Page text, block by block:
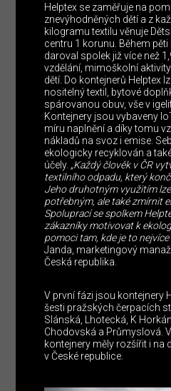
Helptex se zaměřuje na
znevýhodněných dětí a z
kilogramu textilu věnuje
centru 1 korunu. Během
daroval spolek již více než
vzdělání, mimoškolní
dětí. Do kontejnerů Helptex
nositelný textil, bytové
spárovanou obuv, vše v
Kontejnery jsou vybaveny
míru naplnění a díky tomu
nákladů na svoz i emise.
ekologicky recyklován a
účely. „Každý člověk v ČR
textilního odpadu, který
Jeho druhotným využitím
potřebným, ale také zmírnit
Spoluprací se spolkem
zákazníky motivovat k
pomoci tam, kde je to nejvíce
Janda, marketingový
Česká republika.
V první fázi jsou kontejnery
šesti pražských čerpacích
Slánská, Lhotecká, K
Chodovská a Průmyslová.
kontejnery měly rozšířit i na
v České republice.